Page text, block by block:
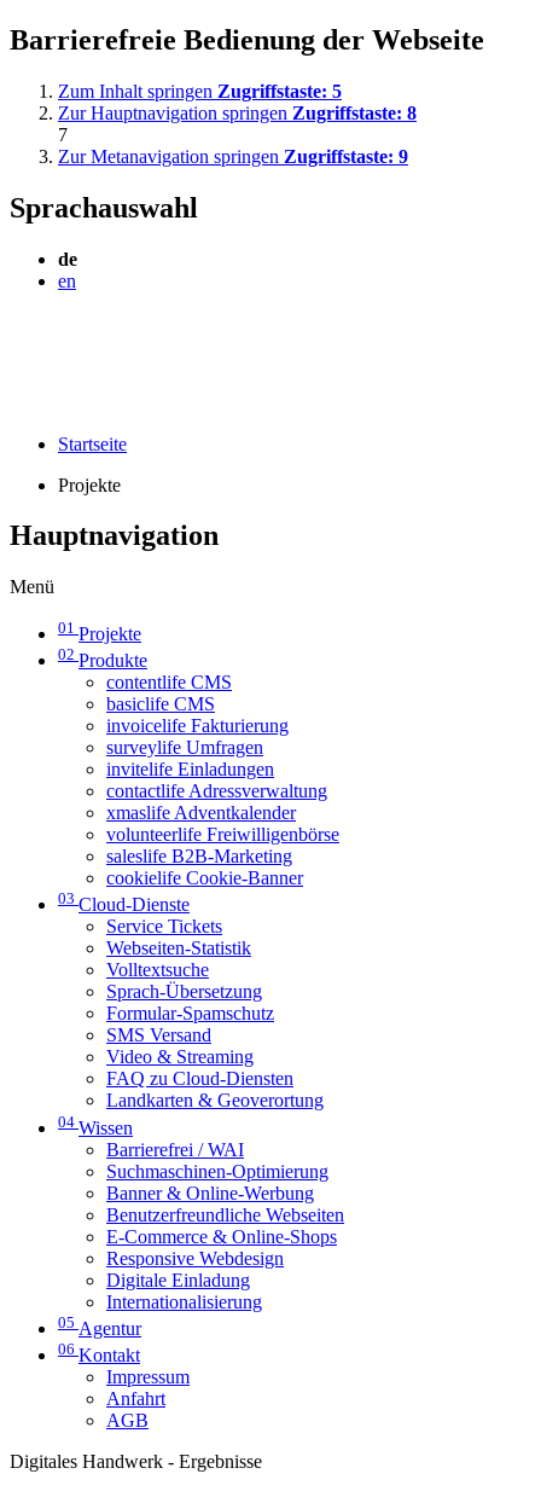
Barrierefreie Bedienung der Webseite
Zum Inhalt springen Zugriffstaste: 5
Zur Hauptnavigation springen Zugriffstaste: 8
7
Zur Metanavigation springen Zugriffstaste: 9
Sprachauswahl
de
en
Startseite
Projekte
Hauptnavigation
Menü
01 Projekte
02 Produkte
contentlife CMS
basiclife CMS
invoicelife Fakturierung
surveylife Umfragen
invitelife Einladungen
contactlife Adressverwaltung
xmaslife Adventkalender
volunteerlife Freiwilligenbörse
saleslife B2B-Marketing
cookielife Cookie-Banner
03 Cloud-Dienste
Service Tickets
Webseiten-Statistik
Volltextsuche
Sprach-Übersetzung
Formular-Spamschutz
SMS Versand
Video & Streaming
FAQ zu Cloud-Diensten
Landkarten & Geoverortung
04 Wissen
Barrierefrei / WAI
Suchmaschinen-Optimierung
Banner & Online-Werbung
Benutzerfreundliche Webseiten
E-Commerce & Online-Shops
Responsive Webdesign
Digitale Einladung
Internationalisierung
05 Agentur
06 Kontakt
Impressum
Anfahrt
AGB
Digitales Handwerk - Ergebnisse